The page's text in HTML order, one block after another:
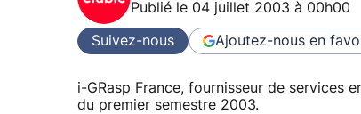
Publié le 04 juillet 2003 à 00h00
Suivez-nous Ajoutez-nous en
i-GRasp France, fournisseur de services
du premier semestre 2003.